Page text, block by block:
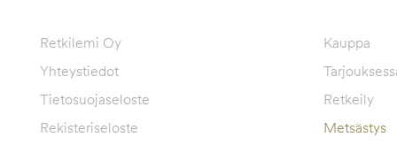
Retkilemi Oy
Yhteystiedot
Tietosuojaseloste
Rekisteriseloste
Kauppa
Retkeily
Metsästys